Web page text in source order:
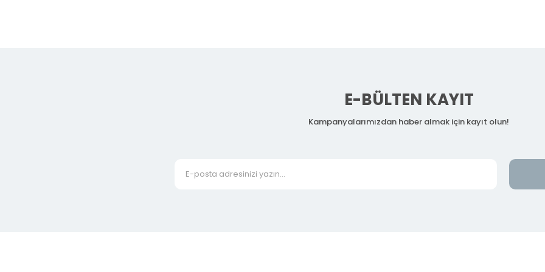
E-BÜLTEN KAYIT
Kampanyalarımızdan haber almak için kayıt olun!